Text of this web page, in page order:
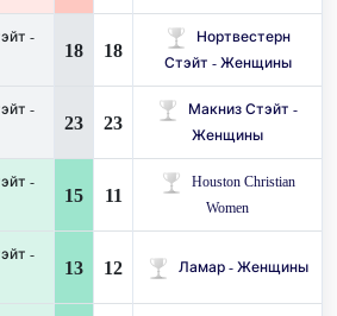
-
18 18
Нортвестерн
Стэйт - Женщины
-
23 23
Макниз Стэйт -
Женщины
-
15 11
Houston Christian
Women
-
13 12 Ламар - Женщины